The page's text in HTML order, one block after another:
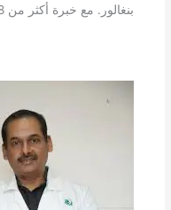
بنغالور. مع خبرة أكثر من 8 عاما، يعتبر الدكتور مانيش […]